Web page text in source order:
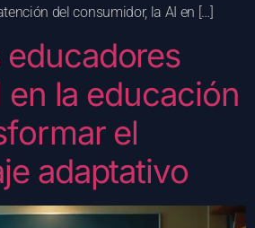
del consumidor, la AI en […]
en la educación
el
adaptativo